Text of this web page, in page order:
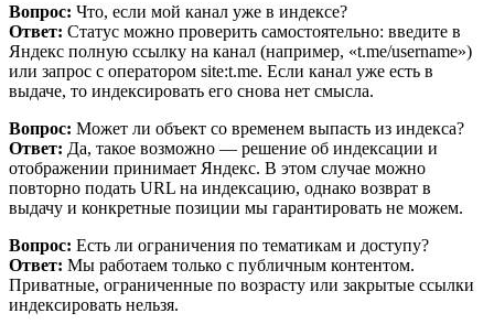
Вопрос: Что, если мой канал уже в индексе?
Ответ: Статус можно проверить самостоятельно: введите в
Яндекс полную ссылку на канал (например, «t.me/username»)
или запрос с оператором site:t.me. Если канал уже есть в
выдаче, то индексировать его снова нет смысла.
Вопрос: Может ли объект со временем выпасть из индекса?
Ответ: Да, такое возможно — решение об индексации и
отображении принимает Яндекс. В этом случае можно
повторно подать URL на индексацию, однако возврат в
выдачу и конкретные позиции мы гарантировать не можем.
Вопрос: Есть ли ограничения по тематикам и доступу?
Ответ: Мы работаем только с публичным контентом.
Приватные, ограниченные по возрасту или закрытые ссылки
индексировать нельзя.